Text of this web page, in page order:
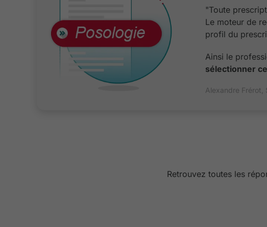
"Toute
Le moteur de
profil du
Ainsi le
sélectionner
Alexandre Frérot,
Retrouvez toutes les